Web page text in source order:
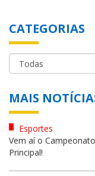
CATEGORIAS
MAIS
Esportes
Vem aí o
Principal!